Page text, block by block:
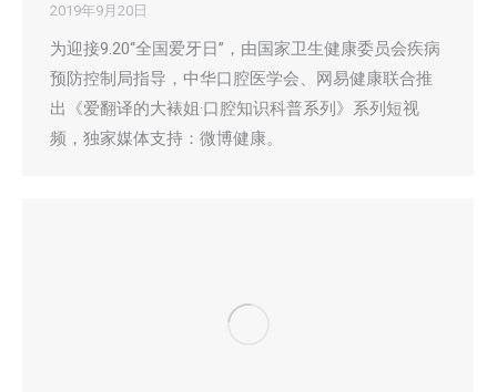
2019年9月20日
为迎接9.20“全国爱牙日”，由国家卫生健康委员会疾病
预防控制局指导，中华口腔医学会、网易健康联合推
出《爱翻译的大裱姐·口腔知识科普系列》系列短视
频，独家媒体支持：微博健康。